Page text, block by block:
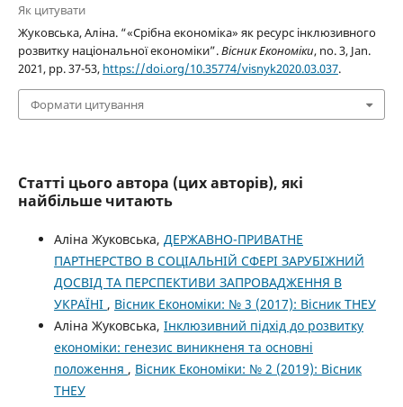
Як цитувати
Жуковська, Аліна. “«Срібна економіка» як ресурс інклюзивного
розвитку національної економіки”.Вісник Економіки, no. 3, Jan.
2021, pp. 37-53, https://doi.org/10.35774/visnyk2020.03.037.
Формати цитування
Статті цього автора (цих авторів), які
найбільше читають
Аліна Жуковська, ДЕРЖАВНО-ПРИВАТНЕ
ПАРТНЕРСТВО В СОЦІАЛЬНІЙ СФЕРІ ЗАРУБІЖНИЙ
ДОСВІД ТА ПЕРСПЕКТИВИ ЗАПРОВАДЖЕННЯ В
УКРАЇНІ , Вісник Економіки: № 3 (2017): Вісник ТНЕУ
Аліна Жуковська, Інклюзивний підхід до розвитку
економіки: генезис виникненя та основні
положення , Вісник Економіки: № 2 (2019): Вісник
ТНЕУ